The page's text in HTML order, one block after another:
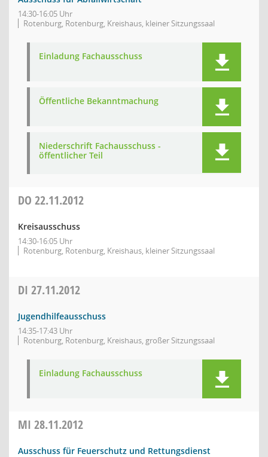
14:30-16:05 Uhr
Rotenburg, Rotenburg, Kreishaus, kleiner Sitzungssaal
Einladung Fachausschuss
Öffentliche Bekanntmachung
Niederschrift Fachausschuss -
öffentlicher Teil
DO 22.11.2012
Kreisausschuss
14:30-16:05 Uhr
Rotenburg, Rotenburg, Kreishaus, kleiner Sitzungssaal
DI 27.11.2012
Jugendhilfeausschuss
14:35-17:43 Uhr
Rotenburg, Rotenburg, Kreishaus, großer Sitzungssaal
Einladung Fachausschuss
MI 28.11.2012
Ausschuss für Feuerschutz und Rettungsdienst